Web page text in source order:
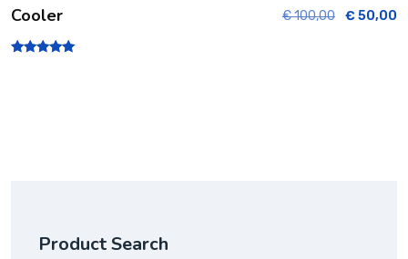
Cooler €100,00 € 50,00
Product Search